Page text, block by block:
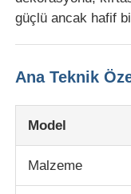
İkiz vida
Finer Üretim
güçlü ancak hafif
Ana Teknik
Model
Malzeme